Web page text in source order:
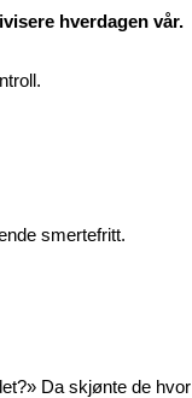
hverdagen vår.
smertefritt.
Da skjønte de hvor